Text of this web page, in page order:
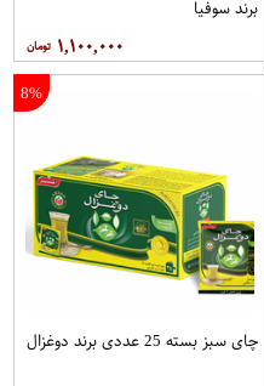
برند سوفیا
۱,۱۰۰,۰۰۰
8%
چای سبز بسته 25 عددی برند دوغزال